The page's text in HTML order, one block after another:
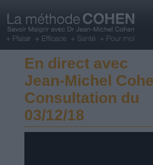
En direct avec
Jean-Michel
Consultation du
03/12/18